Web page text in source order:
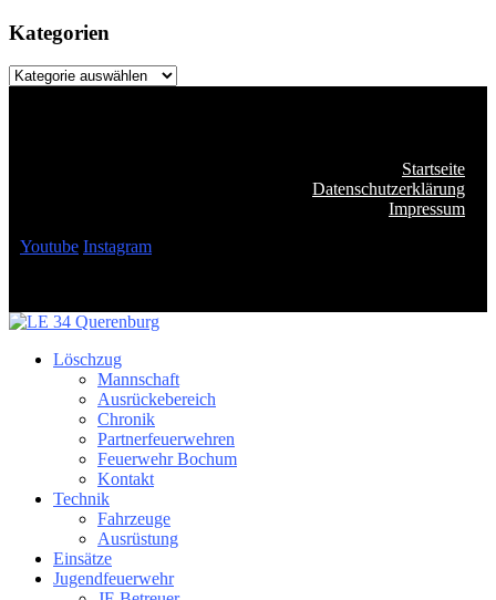
Kategorien
Kategorien
Startseite
Datenschutzerklärung
Impressum
Youtube Instagram
Löschzug
Mannschaft
Ausrückebereich
Chronik
Partnerfeuerwehren
Feuerwehr Bochum
Kontakt
Technik
Fahrzeuge
Ausrüstung
Einsätze
Jugendfeuerwehr